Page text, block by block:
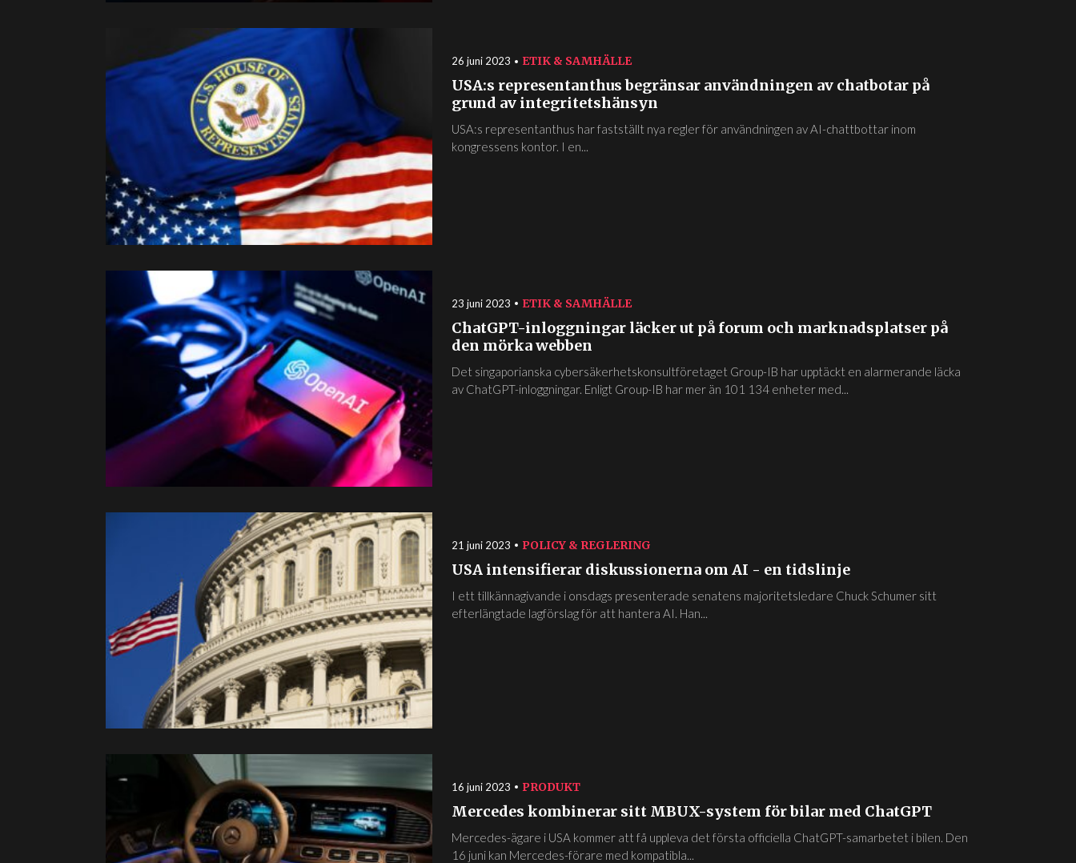
26 juni 2023 ETIK & SAMHÄLLE
USA:s representanthus begränsar användningen av chatbotar på
grund av integritetshänsyn
USA:s representanthus har fastställt nya regler för användningen av AI-chattbottar inom
kongressens kontor. I en...
23 juni 2023 ETIK & SAMHÄLLE
ChatGPT-inloggningar läcker ut på forum och marknadsplatser på
den mörka webben
Det singaporianska cybersäkerhetskonsultföretaget Group-IB har upptäckt en alarmerande läcka
av ChatGPT-inloggningar. Enligt Group-IB har mer än 101 134 enheter med...
21 juni 2023 POLICY & REGLERING
USA intensifierar diskussionerna om AI - en tidslinje
I ett tillkännagivande i onsdags presenterade senatens majoritetsledare Chuck Schumer sitt
efterlängtade lagförslag för att hantera AI. Han...
16 juni 2023 PRODUKT
Mercedes kombinerar sitt MBUX-system för bilar med ChatGPT
Mercedes-ägare i USA kommer att få uppleva det första officiella ChatGPT-samarbetet i bilen. Den
16 juni kan Mercedes-förare med kompatibla...